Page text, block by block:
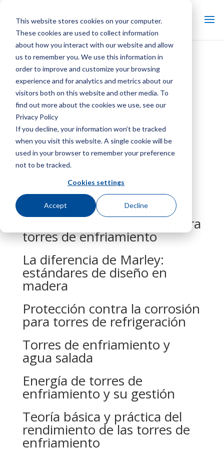
This website stores cookies on your computer.
These cookies are used to collect information
about how you interact with our website and allow
us to remember you. We use this information in
order to improve and customize your browsing
experience and for analytics and metrics about our
visitors both on this website and other media. To
find out more about the cookies we use, see our
Privacy Policy
If you decline, your information won’t be tracked
when you visit this website. A single cookie will be
used in your browser to remember your preference
not to be tracked.
Cookies settings
Accept Decline
Operación de torres de
enfriamiento en climas
gélidos
Aplicación de torres de
enfriamiento para
enfriamiento gratuito
Torres de enfriamiento
Selección de materiales
resistentes a la corrosión para
torres de enfriamiento
La diferencia de Marley:
estándares de diseño en
madera
Protección contra la corrosión
para torres de refrigeración
Torres de enfriamiento y
agua salada
Energía de torres de
enfriamiento y su gestión
Teoría básica y práctica del
rendimiento de las torres de
enfriamiento